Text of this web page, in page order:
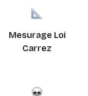
Mesurage Loi
Carrez